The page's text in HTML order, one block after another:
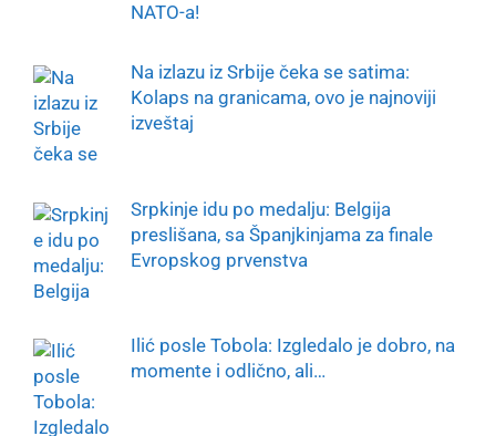
NATO-a!
Na izlazu iz Srbije čeka se satima:
Kolaps na granicama, ovo je najnoviji
izveštaj
Srpkinje idu po medalju: Belgija
preslišana, sa Španjkinjama za finale
Evropskog prvenstva
Ilić posle Tobola: Izgledalo je dobro, na
momente i odlično, ali…